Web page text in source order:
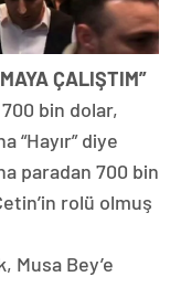
ÇALIŞTIM”
700 bin dolar,
“Hayır” diye
paradan 700 bin
rolü olmuş
Musa Bey’e